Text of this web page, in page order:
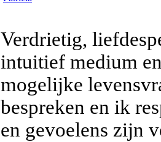
Verdrietig,
intuitief medium
mogelijke
bespreken en ik
en gevoelens zijn